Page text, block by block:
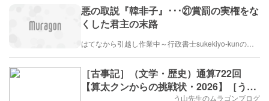
悪の取説『韓非子』･･･㉑賞罰の実権をな
くした君主の末路
［古事記］（文学・歴史）通算722回
【算太クンからの挑戦状・2026】［う山
う山先生のムラゴンブログ